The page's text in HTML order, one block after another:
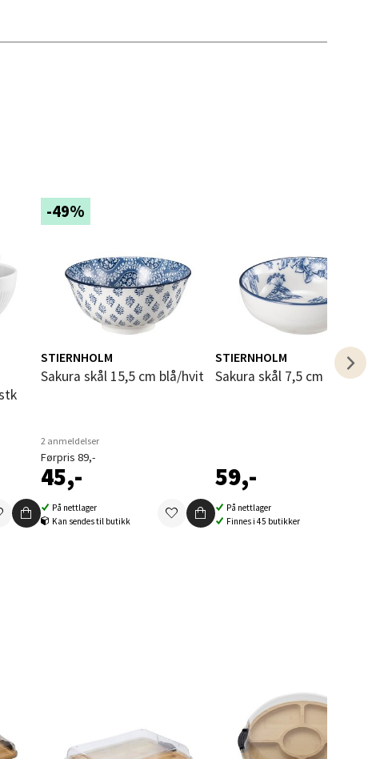
i
-49%
STIERNHOLM
Sakura skål 15,5 cm blå/hvit
2 anmeldelser
Førpris 89,-
45,-
På nettlager
Kan sendes til butikk
STIERNHOLM
Sakura skål 7,5 cm hvit/blå
59,-
På nettlager
Finnes i 45 butikker
Velg